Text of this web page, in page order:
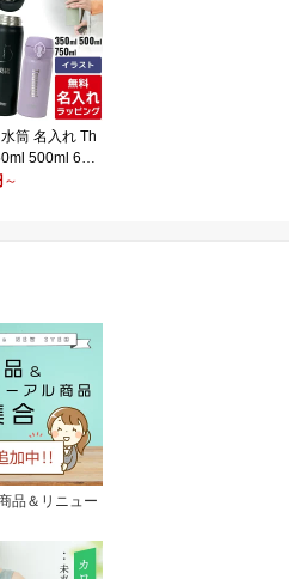
筒 名入れ Th
500ml 600
グボトル 子
～
品＆リニュー